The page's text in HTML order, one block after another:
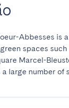
Abbesses is
spaces
Marcel-
large number of